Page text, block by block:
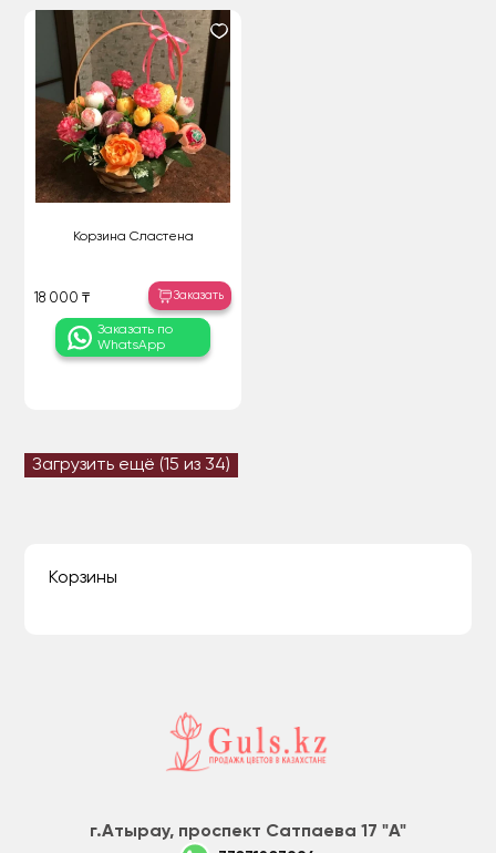
Корзина Сластена
18 000 ₸ Заказать
Заказать по
WhatsApp
Загрузить ещё (15 из 34)
Корзины
г.Атырау, проспект Сатпаева 17 "А"